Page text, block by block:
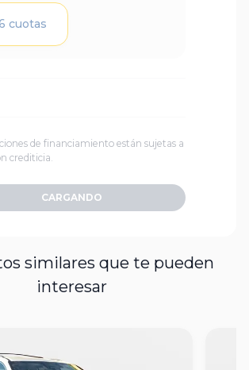
cuotas
de financiamiento están sujetas a
crediticia.
CARGANDO
similares que te pueden
interesar